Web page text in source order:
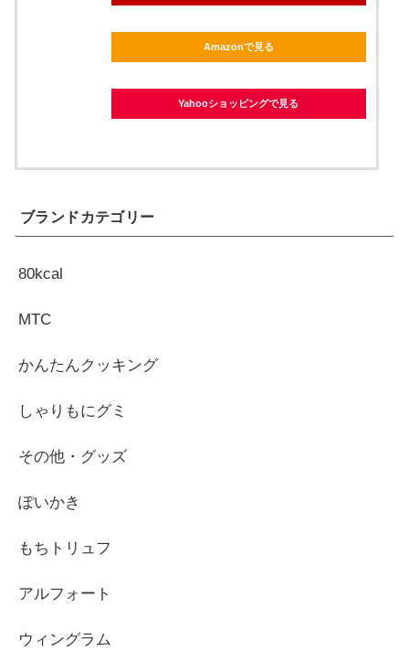
Amazonで見る
Yahooショッピングで見る
ブランドカテゴリー
80kcal
MTC
かんたんクッキング
しゃりもにグミ
その他・グッズ
ぽいかき
もちトリュフ
アルフォート
ウィングラム